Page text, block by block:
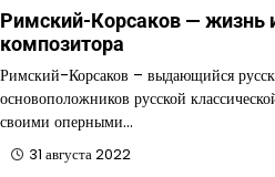
Римский-Корсаков — жизнь
композитора
Римский-Корсаков – выдающийся
основоположников русской
своими оперными…
31 августа 2022